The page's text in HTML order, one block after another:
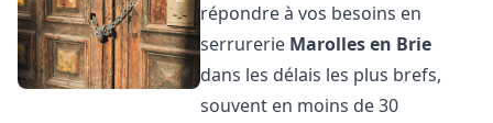
répondre à vos besoins en
serrurerie Marolles en Brie
dans les délais les plus brefs,
souvent en moins de 30